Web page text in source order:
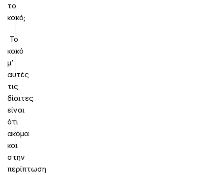
το
κακό;
Το
κακό
μ’
αυτές
τις
δίαιτες
είναι
ότι
ακόμα
και
στην
περίπτωση